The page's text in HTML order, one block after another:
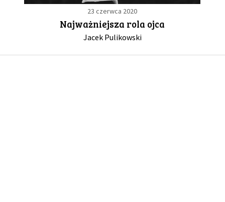
GALERIA
DRUŻYNA
23 czerwca 2020
Najważniejsza rola ojca
Jacek Pulikowski